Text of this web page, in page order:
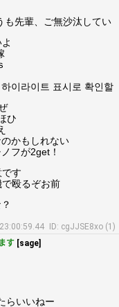
も先輩、ご無沙汰してい
よ
嫁
이라이트 표시로 확인할
ひ
かもしれない
チノフが2get！
す
殴るぞお前
ID: cgJJSE8xo (1)
す [sage]
らいいねー